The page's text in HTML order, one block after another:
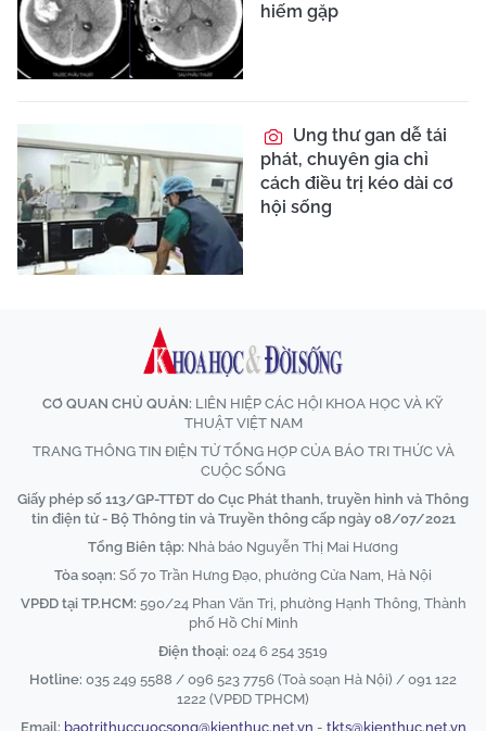
hiếm gặp
Ung thư gan dễ tái
phát, chuyên gia chỉ
cách điều trị kéo dài cơ
hội sống
CƠ QUAN CHỦ QUẢN: LIÊN HIỆP CÁC HỘI KHOA HỌC VÀ KỸ
THUẬT VIỆT NAM
TRANG THÔNG TIN ĐIỆN TỬ TỔNG HỢP CỦA BÁO TRI THỨC VÀ
CUỘC SỐNG
Giấy phép số 113/GP-TTĐT do Cục Phát thanh, truyền hình và Thông
tin điện tử - Bộ Thông tin và Truyền thông cấp ngày 08/07/2021
Tổng Biên tập: Nhà báo Nguyễn Thị Mai Hương
Tòa soạn: Số 70 Trần Hưng Đạo, phường Cửa Nam, Hà Nội
VPĐD tại TP.HCM: 590/24 Phan Văn Trị, phường Hạnh Thông, Thành
phố Hồ Chí Minh
Điện thoại: 024 6 254 3519
Hotline: 035 249 5588 / 096 523 7756 (Toà soạn Hà Nội) / 091 122
1222 (VPĐD TPHCM)
Email: baotrithuccuocsong@kienthuc.net.vn - tkts@kienthuc.net.vn